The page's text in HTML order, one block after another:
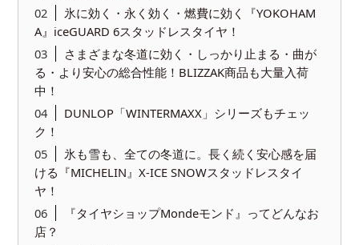
氷に効く・永く効く・燃費に効く『YOKOHAM
A』iceGUARD 6スタッドレスタイヤ！
さまざまな冬道に効く・しっかり止まる・曲が
る・より安心の総合性能！BLIZZAK商品も大量入荷
中！
DUNLOP「WINTERMAXX」シリーズもチェッ
ク！
氷も雪も、全ての冬道に。長く続く安心感を届
ける『MICHELIN』X-ICE SNOWスタッドレスタイ
ヤ！
『タイヤショップMondeモンド』ってどんなお
店？